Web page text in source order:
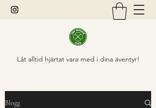
Låt alltid hjärtat vara med i dina äventyr!
Blogg